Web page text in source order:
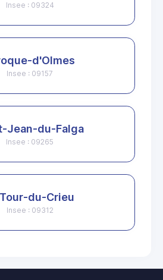
Insee : 09324
d'Olmes
Insee : 09157
Jean-du-Falga
Insee : 09265
du-Crieu
Insee : 09312